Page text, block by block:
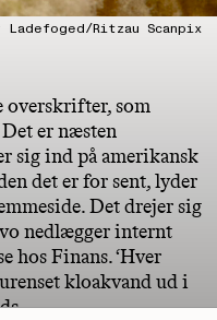
Ladefoged/Ritzau Scanpix
overskrifter, som
er næsten
sig ind på amerikansk
det er for sent, lyder
Det drejer sig
nedlægger internt
hos Finans. ‘Hver
kloakvand ud i